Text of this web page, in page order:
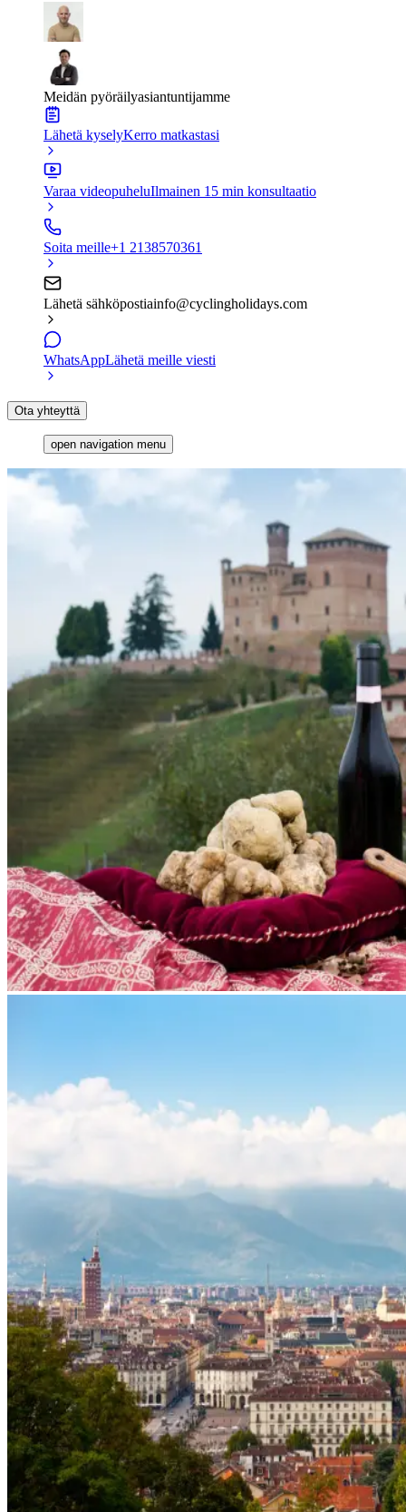
Meidän pyöräilyasiantuntijamme
Lähetä kyselyKerro matkastasi
Varaa videopuheluIlmainen 15 min konsultaatio
Soita meille+1 2138570361
Lähetä sähköpostiainfo@cyclingholidays.com
WhatsAppLähetä meille viesti
Ota yhteyttä
open navigation menu